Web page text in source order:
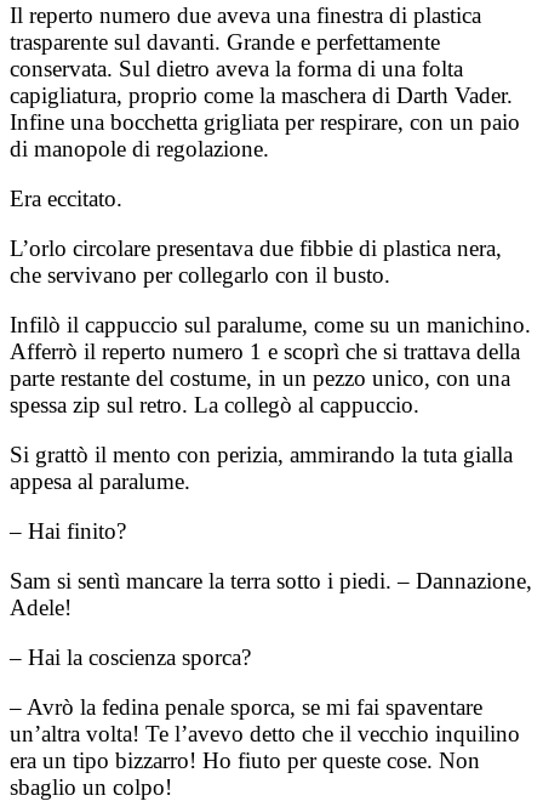
Il reperto numero due aveva una finestra di plastica
trasparente sul davanti. Grande e perfettamente
conservata. Sul dietro aveva la forma di una folta
capigliatura, proprio come la maschera di Darth Vader.
Infine una bocchetta grigliata per respirare, con un paio
di manopole di regolazione.
Era eccitato.
L’orlo circolare presentava due fibbie di plastica nera,
che servivano per collegarlo con il busto.
Infilò il cappuccio sul paralume, come su un manichino.
Afferrò il reperto numero 1 e scoprì che si trattava della
parte restante del costume, in un pezzo unico, con una
spessa zip sul retro. La collegò al cappuccio.
Si grattò il mento con perizia, ammirando la tuta gialla
appesa al paralume.
– Hai finito?
Sam si sentì mancare la terra sotto i piedi. – Dannazione,
Adele!
– Hai la coscienza sporca?
– Avrò la fedina penale sporca, se mi fai spaventare
un’altra volta! Te l’avevo detto che il vecchio inquilino
era un tipo bizzarro! Ho fiuto per queste cose. Non
sbaglio un colpo!